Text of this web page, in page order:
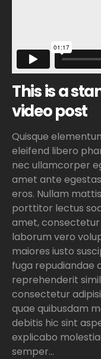
This is a
video post
Quisque
eleifend libero
nec ullamcorper
amet ante
eros. Nullam
porttitor lectus
amet,
laborum vero
maiores iusto
fuga repudiandae
reprehenderit
consectetur
quae quibusdam
debitis hic sint
explicabo
semper...